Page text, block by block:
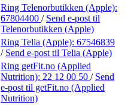
Ring Telenorbutikken (Apple):
67804400 / Send e-post til
Telenorbutikken (Apple)
Ring Telia (Apple): 67546839
/ Send e-post til Telia (Apple)
Ring getFit.no (Applied
Nutrition): 22 12 00 50 / Send
e-post til getFit.no (Applied
Nutrition)